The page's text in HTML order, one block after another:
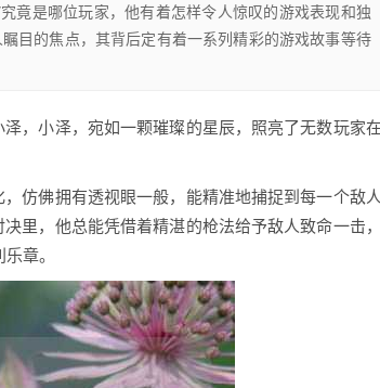
竟是哪位玩家，他有着怎样令人惊叹的游戏表现和独
目的焦点，其背后定有着一系列精彩的游戏故事等待
，小泽，宛如一颗璀璨的星辰，照亮了无数玩家在
仿佛拥有透视眼一般，能精准地捕捉到每一个敌人
里，他总能凭借着精湛的枪法给予敌人致命一击，
章。